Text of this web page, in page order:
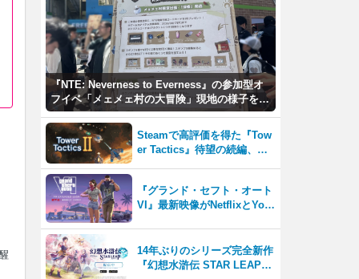
『NTE: Neverness to Everness』の参加型オ
フイベ「メェメェ村の大冒険」現地の様子をレ
ポ！ミニゲームやコスプレイヤー撮影など盛り
だくさん！
Steamで高評価を得た『Tow
er Tactics』待望の続編、『T
『グランド・セフト・オート
VI』最新映像がNetflixとYou
14年ぶりのシリーズ完全新作
『幻想水滸伝 STAR LEAP』